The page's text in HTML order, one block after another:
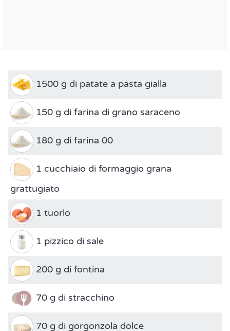
1500 g di patate a pasta gialla
150 g di farina di grano saraceno
180 g di farina 00
1 cucchiaio di formaggio grana
grattugiato
1 tuorlo
1 pizzico di sale
200 g di fontina
70 g di stracchino
70 g di gorgonzola dolce